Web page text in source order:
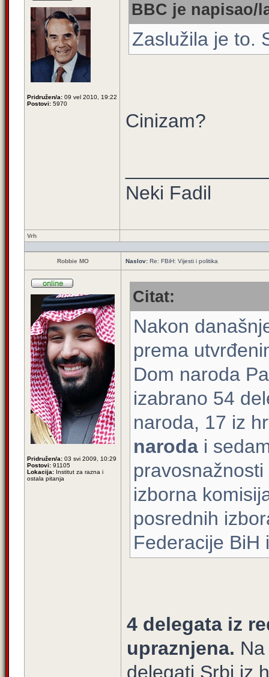
Pridružen/a: 09 vel 2010, 19:22
Postovi: 5970
BBC je napisao/
Zaslužila je to.
Cinizam?
Neki Fadil
Vrh
Robbie MO Naslov: Re: FBiH: Vijesti i politika
Pridružen/a: 03 svi 2009, 10:29
Postovi: 91105
Lokacija: Institut za razna i
ostala pitanja
Citat:
Nakon
prema
Dom naroda
izabrano 54
naroda, 17 iz
naroda i
izborna
posrednih
Federacije BiH
4 delegata iz
upraznjena.
delegati Srbi iz